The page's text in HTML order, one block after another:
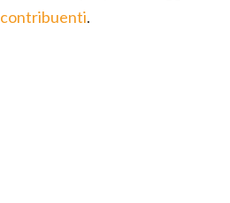
contribuenti.